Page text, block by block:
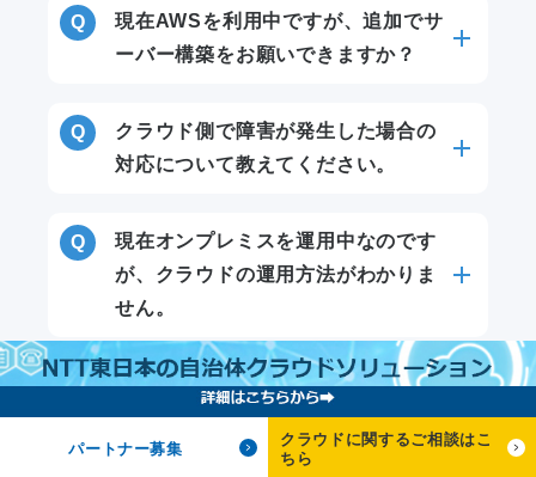
現在AWSを利用中ですが、追加でサ
ーバー構築をお願いできますか？
クラウド側で障害が発生した場合の
対応について教えてください。
現在オンプレミスを運用中なのです
が、クラウドの運用方法がわかりま
せん。
パートナー募集
クラウドに関するご相談はこ
ちら